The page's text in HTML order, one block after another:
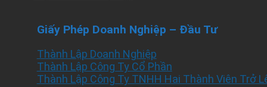
Giấy Phép Doanh Nghiệp – Đầu Tư
Thành Lập Doanh Nghiệp
Thành Lập Công Ty Cổ Phần
Thành Lập Công Ty TNHH Hai Thành Viên Trở